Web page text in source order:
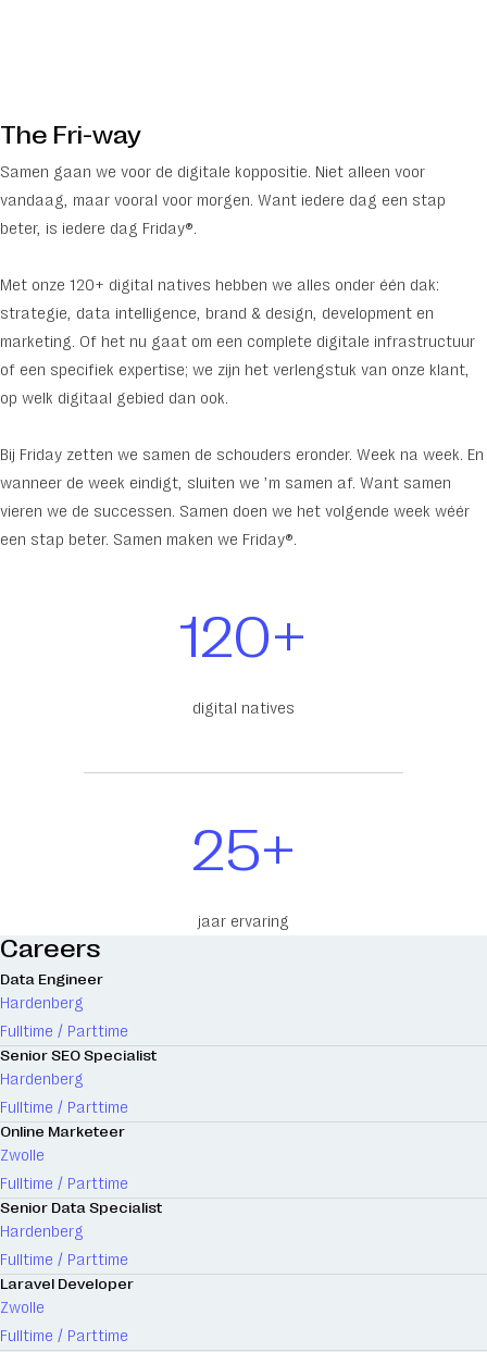
The Fri-way
Samen gaan we voor de digitale koppositie. Niet alleen voor
vandaag, maar vooral voor morgen. Want iedere dag een stap
beter, is iedere dag Friday®.
Met onze 120+ digital natives hebben we alles onder één dak:
strategie, data intelligence, brand & design, development en
marketing. Of het nu gaat om een complete digitale infrastructuur
of een specifiek expertise; we zijn het verlengstuk van onze klant,
op welk digitaal gebied dan ook.
Bij Friday zetten we samen de schouders eronder. Week na week. En
wanneer de week eindigt, sluiten we ’m samen af. Want samen
vieren we de successen. Samen doen we het volgende week wéér
een stap beter. Samen maken we Friday®.
120+
digital natives
25+
jaar ervaring
Careers
Data Engineer
Hardenberg
Fulltime / Parttime
Senior SEO Specialist
Hardenberg
Fulltime / Parttime
Online Marketeer
Zwolle
Fulltime / Parttime
Senior Data Specialist
Hardenberg
Fulltime / Parttime
Laravel Developer
Zwolle
Fulltime / Parttime